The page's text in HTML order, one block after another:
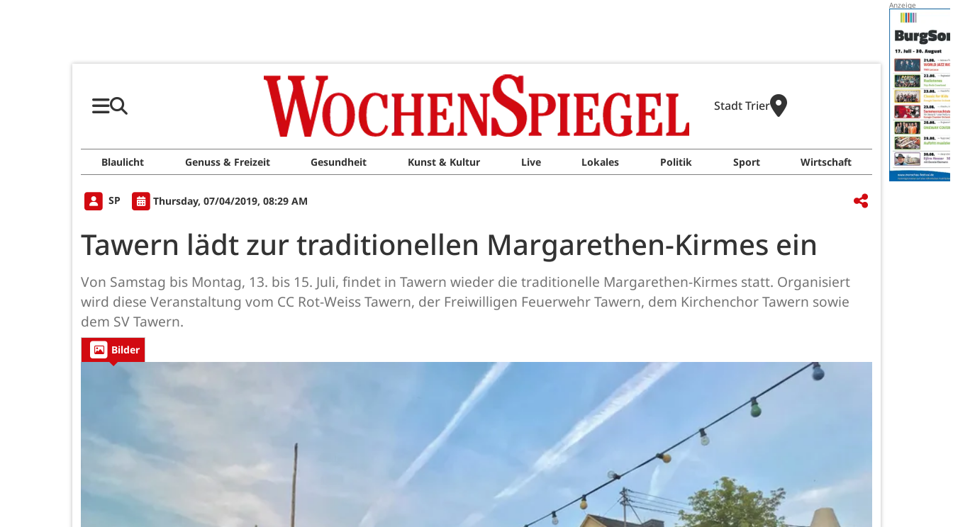
Stadt Trier
Blaulicht Genuss & Freizeit Gesundheit Kunst & Kultur Live Lokales Politik Sport Wirtschaft
SP Thursday, 07/04/2019, 08:29 AM
Tawern lädt zur traditionellen Margarethen-Kirmes ein
Von Samstag bis Montag, 13. bis 15. Juli, findet in Tawern wieder die traditionelle Margarethen-Kirmes statt. Organisiert
wird diese Veranstaltung vom CC Rot-Weiss Tawern, der Freiwilligen Feuerwehr Tawern, dem Kirchenchor Tawern sowie
dem SV Tawern.
Bilder